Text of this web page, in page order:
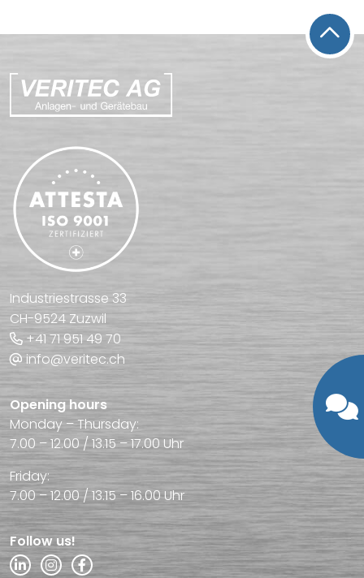
Industriestrasse 33
CH-9524 Zuzwil
+41 71 951 49 70
info@veritec.ch
Opening hours
Monday – Thursday:
7.00 – 12.00 / 13.15 – 17.00 Uhr
Friday:
7.00 – 12.00 / 13.15 – 16.00 Uhr
Follow us!